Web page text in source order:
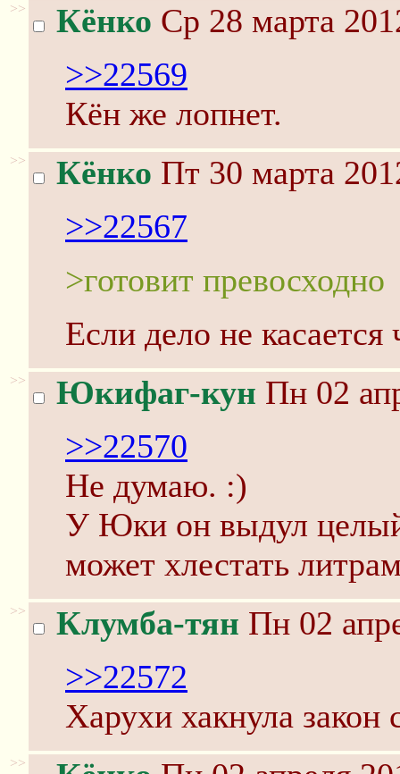
>> Кёнко Ср 28 марта
>>22569
Кён же лопнет.
>> Кёнко Пт 30 марта
>>22567
>готовит превосходно
Если дело не касается
>> Юкифаг-кун Пн 02
>>22570
Не думаю. :)
У Юки он выдул
может хлестать
>> Клумба-тян Пн 02
>>22572
Харухи хакнула закон
>>